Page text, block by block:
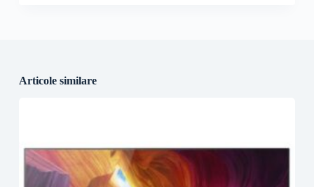
Articole similare